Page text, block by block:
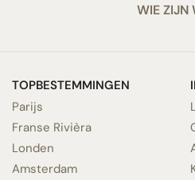
WIE ZIJN
TOPBESTEMMINGEN
Parijs
Franse Rivièra
Londen
Amsterdam